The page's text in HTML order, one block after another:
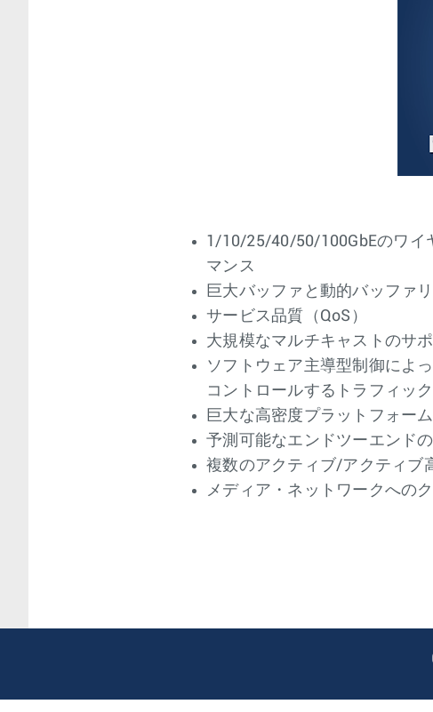
1/10/25/40/50/100GbEのワイ
マンス
巨大バッファと動的バッファ
サービス品質（QoS）
大規模なマルチキャストのサ
ソフトウェア主導型制御によ
コントロールするトラフィッ
巨大な高密度プラットフォーム
予測可能なエンドツーエンド
複数のアクティブ/アクティブ
メディア・ネットワークへの